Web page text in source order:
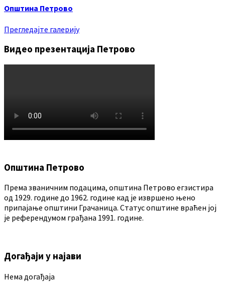
Општина Петрово
Прегледајте галерију
Видео презентација Петрово
Општина Петрово
Према званичним подацима, општина Петрово егзистира
од 1929. године до 1962. године кад је извршено њено
припајање општини Грачаница. Статус општине враћен јој
је референдумом грађана 1991. године.
Догађаји у најави
Нема догађаја